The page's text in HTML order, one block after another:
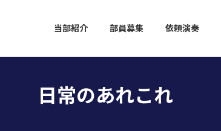
当部紹介 部員募集 依頼演奏
日常のあれこれ